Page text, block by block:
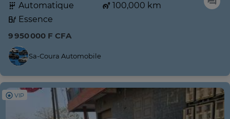
Automatique
100,000 km
Essence
9 950 000 F CFA
Sa-Coura Automobile
VIP